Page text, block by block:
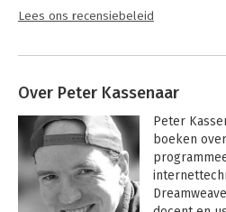
Lees ons recensiebeleid
Over Peter Kassenaar
Peter
boeken